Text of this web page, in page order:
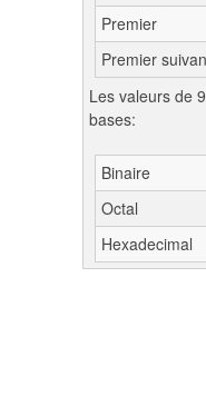
Premier
Premier
Les valeurs de
bases:
Binaire
Octal
Hexadecimal